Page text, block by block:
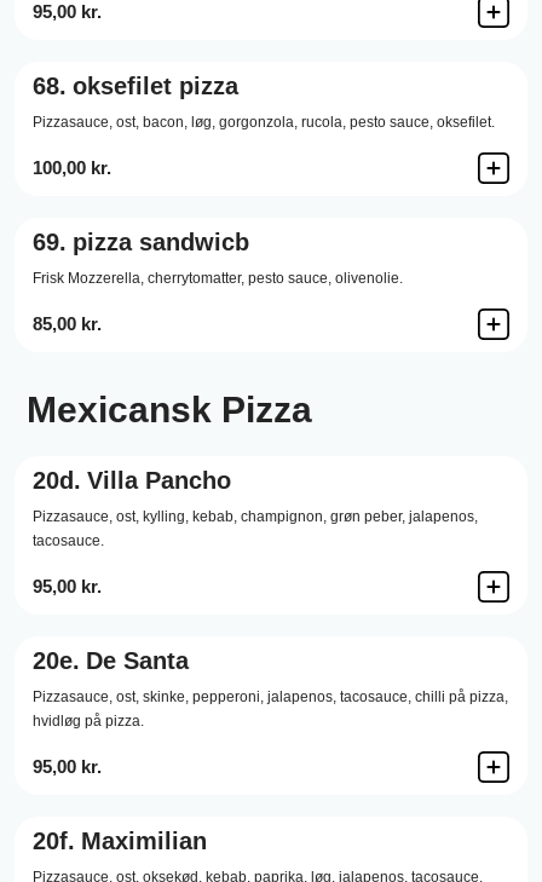
95,00 kr.
68. oksefilet pizza
Pizzasauce, ost, bacon, løg, gorgonzola, rucola, pesto sauce, oksefilet.
100,00 kr.
69. pizza sandwicb
Frisk Mozzerella, cherrytomatter, pesto sauce, olivenolie.
85,00 kr.
Mexicansk Pizza
20d. Villa Pancho
Pizzasauce, ost, kylling, kebab, champignon, grøn peber, jalapenos,
tacosauce.
95,00 kr.
20e. De Santa
Pizzasauce, ost, skinke, pepperoni, jalapenos, tacosauce, chilli på pizza,
hvidløg på pizza.
95,00 kr.
20f. Maximilian
Pizzasauce, ost, oksekød, kebab, paprika, løg, jalapenos, tacosauce.